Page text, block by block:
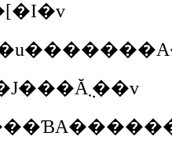
�u�ł́A�J���Ă݂܂��v